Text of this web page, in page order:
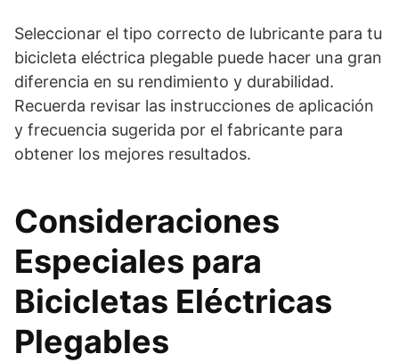
Seleccionar el tipo correcto de lubricante para tu
bicicleta eléctrica plegable puede hacer una gran
diferencia en su rendimiento y durabilidad.
Recuerda revisar las instrucciones de aplicación
y frecuencia sugerida por el fabricante para
obtener los mejores resultados.
Consideraciones
Especiales para
Bicicletas Eléctricas
Plegables